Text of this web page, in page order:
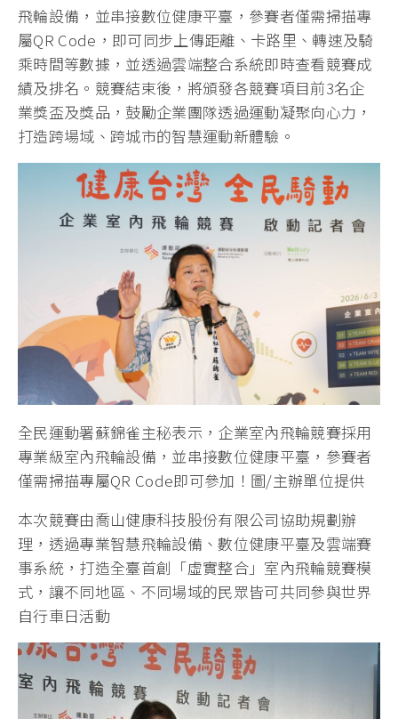
飛輪設備，並串接數位健康平臺，參賽者僅需掃描專
屬QR Code，即可同步上傳距離、卡路里、轉速及騎
乘時間等數據，並透過雲端整合系統即時查看競賽成
績及排名。競賽結束後，將頒發各競賽項目前3名企
業獎盃及獎品，鼓勵企業團隊透過運動凝聚向心力，
打造跨場域、跨城市的智慧運動新體驗。
全民運動署蘇錦雀主秘表示，企業室內飛輪競賽採用
專業級室內飛輪設備，並串接數位健康平臺，參賽者
僅需掃描專屬QR Code即可參加！圖/主辦單位提供
本次競賽由喬山健康科技股份有限公司協助規劃辦
理，透過專業智慧飛輪設備、數位健康平臺及雲端賽
事系統，打造全臺首創「虛實整合」室內飛輪競賽模
式，讓不同地區、不同場域的民眾皆可共同參與世界
自行車日活動